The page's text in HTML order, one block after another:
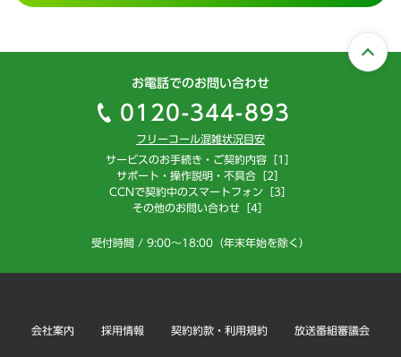
お電話でのお問い合わせ
0120-344-893
フリーコール混雑状況目安
サービスのお手続き・ご契約内容［1］
サポート・操作説明・不具合［2］
CCNで契約中のスマートフォン［3］
その他のお問い合わせ［4］
受付時間 / 9:00～18:00（年末年始を除く）
会社案内 採用情報 契約約款・利用規約 放送番組審議会